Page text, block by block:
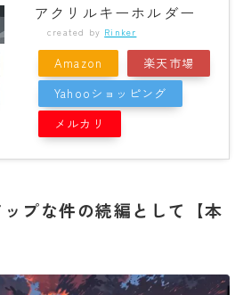
アクリルキーホルダー
created by Rinker
Amazon
楽天市場
Yahooショッピング
メルカリ
プな件の続編として【本